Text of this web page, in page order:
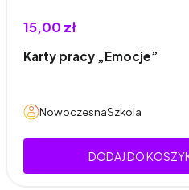
15,00 zł
Karty pracy „Emocje”
NowoczesnaSzkola
DODAJ DO